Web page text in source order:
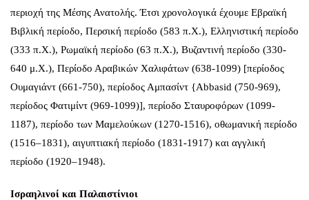
περιοχή της Μέσης Ανατολής. Έτσι χρονολογικά έχουμε Εβραϊκή
Βιβλική περίοδο, Περσική περίοδο (583 π.Χ.), Ελληνιστική περίοδο
(333 π.Χ.), Ρωμαϊκή περίοδο (63 π.Χ.), Βυζαντινή περίοδο (330-
640 μ.Χ.), Περίοδο Αραβικών Χαλιφάτων (638-1099) [περίοδος
Ουμαγιάντ (661-750), περίοδος Αμπασίντ {Abbasid (750-969),
περίοδος Φατιμίντ (969-1099)], περίοδο Σταυροφόρων (1099-
1187), περίοδο των Μαμελούκων (1270-1516), οθωμανική περίοδο
(1516–1831), αιγυπτιακή περίοδο (1831-1917) και αγγλική
περίοδο (1920–1948).
Ισραηλινοί και Παλαιστίνιοι